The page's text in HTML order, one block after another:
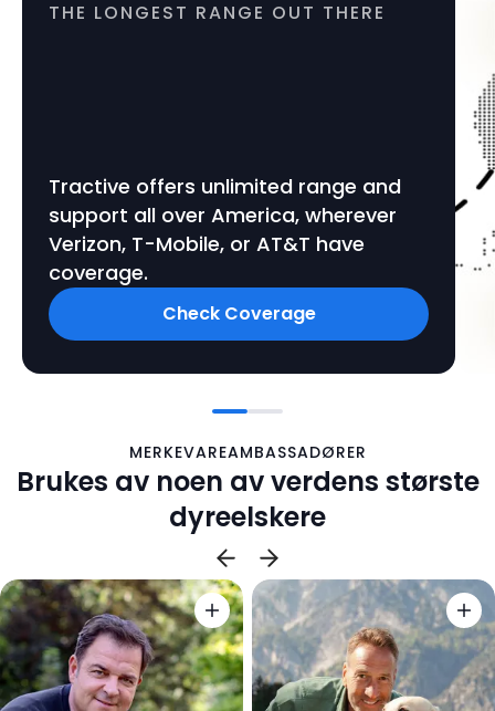
THE LONGEST RANGE OUT THERE
Tractive offers unlimited range and
support all over America, wherever
Verizon, T-Mobile, or AT&T have
coverage.
Check Coverage
MERKEVAREAMBASSADØRER
Brukes av noen av verdens største
dyreelskere